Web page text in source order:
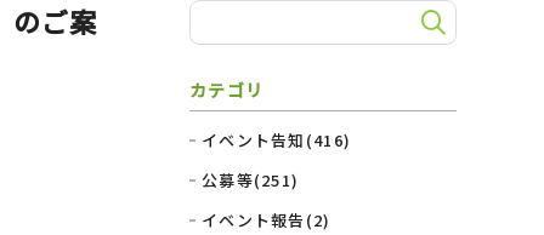
のご案
カテゴリ
イベント告知(416)
公募等(251)
イベント報告(2)